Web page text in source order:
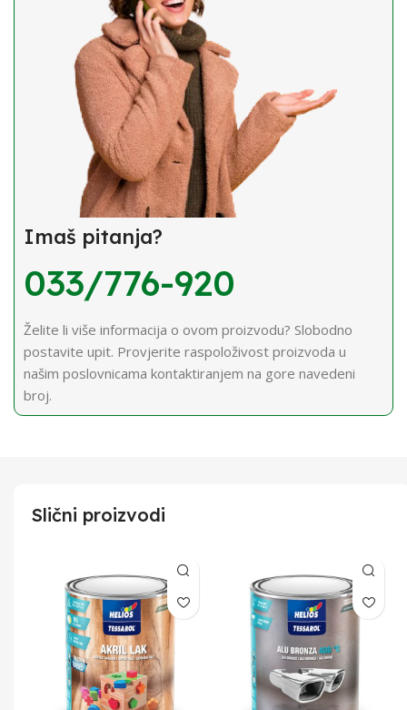
Imaš pitanja?
033/776-920
Želite li više informacija o ovom proizvodu? Slobodno
postavite upit. Provjerite raspoloživost proizvoda u
našim poslovnicama kontaktiranjem na gore navedeni
broj.
Slični proizvodi